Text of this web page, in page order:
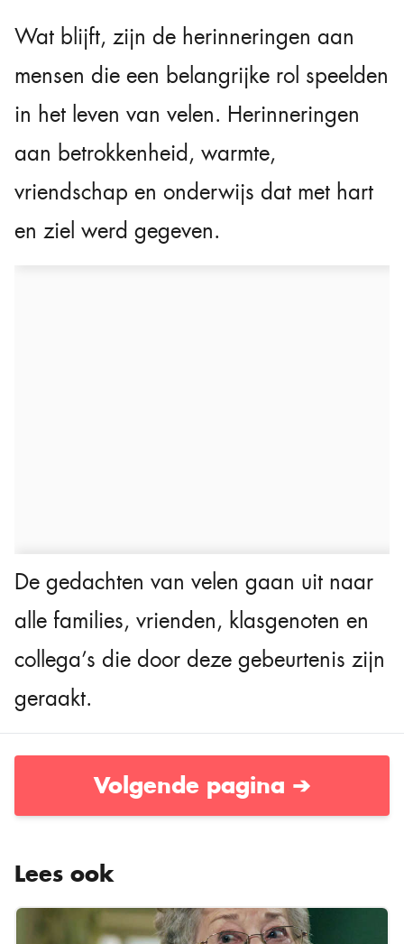
Wat blijft, zijn de herinneringen aan
mensen die een belangrijke rol speelden
in het leven van velen. Herinneringen
aan betrokkenheid, warmte,
vriendschap en onderwijs dat met hart
en ziel werd gegeven.
De gedachten van velen gaan uit naar
alle families, vrienden, klasgenoten en
collega’s die door deze gebeurtenis zijn
geraakt.
Volgende pagina ➔
Lees ook